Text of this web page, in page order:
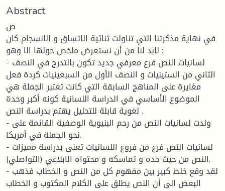
Abstract
ص
في نهاية مذكرتنا التي تناولت ثنائية الاتساق و الانسجام كان
لابد لنا من أن نستعرض ملخص حولها الا وهو :
- لسانيات النص فرع معرفي جديد تكون بالتدرج في النصف
الثاني من الستينيات و النصف الأول من السبعينيات كردة فعل
مغايرة على المناهج السابقة التي كانت تعتبر الجملة هي
الموضوع الأساسي في الدراسة اللسانية كونه أكبر وحدة
لغوية قابلة للتحليل يهتم بدراسة النص .
- ولدت لسانيات النص من رحم البنيوية الوصفية القائمة على
نحو الجملة في أمريكا.
- لسانيات النص فرع من فروع اللسانيات تعنى بدراسة مميزات
النص من حيث حده و تماسكه و محتواه الابلاغي (التواصلي).
- لقد وقع خلط كبير بين مفهوم كل من النص و الخطاب فذهب
البعض الى أن النص يطلق على الكلام المكتوب و الخطاب